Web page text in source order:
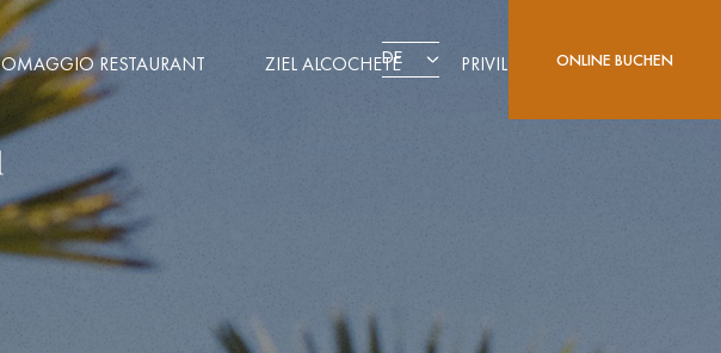
OMAGGIO RESTAURANT ZIEL ALCOCHETE PRIVILEGE CARD
DE ONLINE BUCHEN